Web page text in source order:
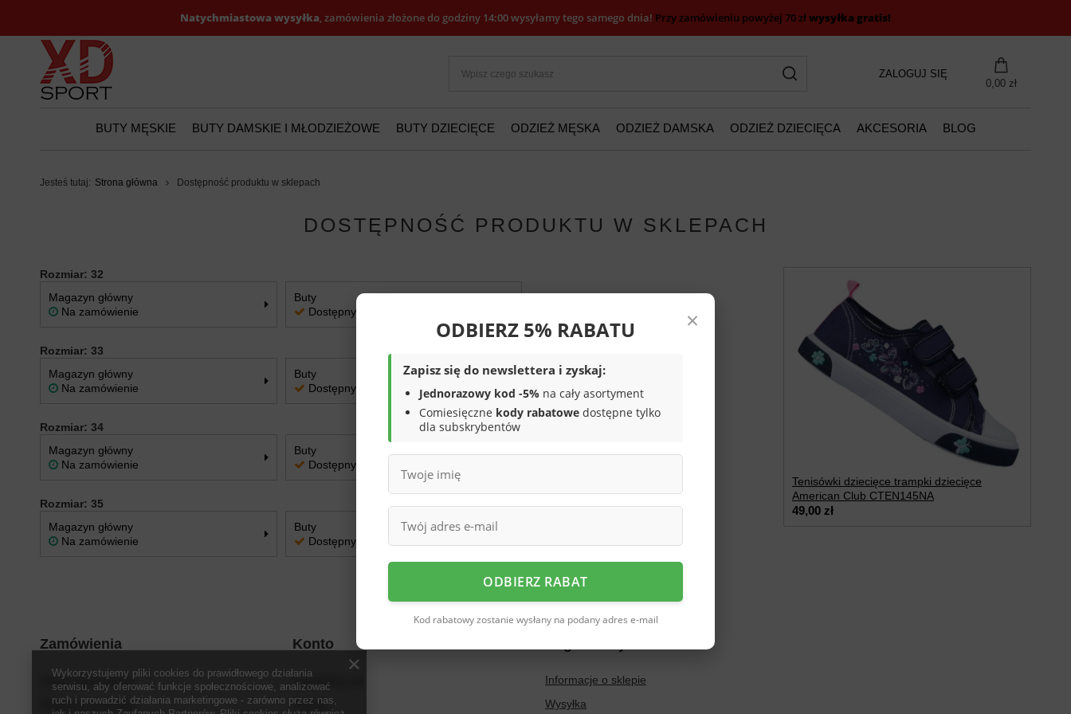
Natychmiastowa wysyłka, zamówienia złożone do godziny 14:00 wysyłamy tego samego dnia! Przy zamówieniu powyżej 70 złwysyłka gratis!
ZALOGUJ SIĘ
0,00 zł
BUTY MĘSKIE BUTY DAMSKIE I MŁODZIEŻOWE BUTY DZIECIĘCE ODZIEŻ MĘSKA ODZIEŻ DAMSKA ODZIEŻ DZIECIĘCA AKCESORIA BLOG
Jesteś tutaj: Strona główna Dostępność produktu w sklepach
DOSTĘPNOŚĆ PRODUKTU W SKLEPACH
Tenisówki dziecięce trampki dziecięce
American Club CTEN145NA
49,00 zł
Rozmiar: 32
Magazyn główny
Na zamówienie
Buty
Dostępny
Rozmiar: 33
Magazyn główny
Na zamówienie
Buty
Dostępny
Rozmiar: 34
Magazyn główny
Na zamówienie
Buty
Dostępny
Rozmiar: 35
Magazyn główny
Na zamówienie
Buty
Dostępny
Zamówienia
Status zamówienia
Śledzenie przesyłki
Konto
Zarejestruj się
Koszyk
Informacje o sklepie
Wysyłka
×
ODBIERZ 5% RABATU
Zapisz się do newslettera i zyskaj:
Jednorazowy kod -5% na cały asortyment
Comiesięczne kody rabatowe dostępne tylko
dla subskrybentów
ODBIERZ RABAT
Kod rabatowy zostanie wysłany na podany adres e-mail
Wykorzystujemy pliki cookies do prawidłowego działania
serwisu, aby oferować funkcje społecznościowe, analizować
ruch i prowadzić działania marketingowe - zarówno przez nas,